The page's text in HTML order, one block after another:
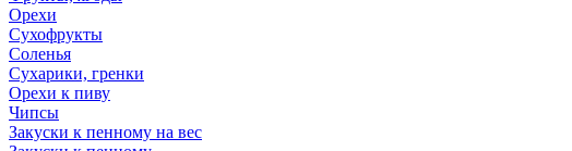
Орехи
Сухофрукты
Соленья
Сухарики, гренки
Орехи к пиву
Чипсы
Закуски к пенному на вес